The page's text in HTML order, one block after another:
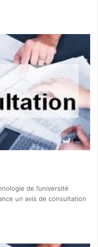
de l’université
un avis de consultation